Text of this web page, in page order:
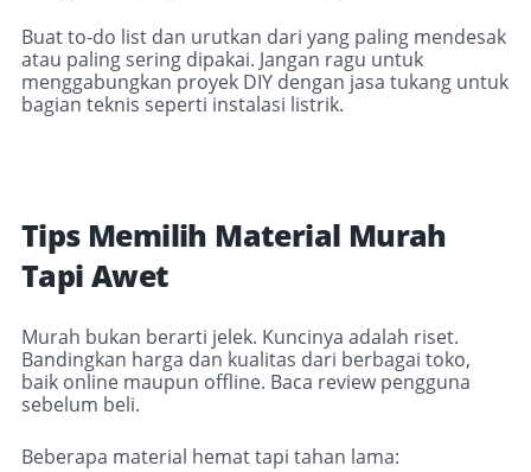
Buat to-do list dan urutkan dari yang paling mendesak
atau paling sering dipakai. Jangan ragu untuk
menggabungkan proyek DIY dengan jasa tukang untuk
bagian teknis seperti instalasi listrik.
Tips Memilih Material Murah
Tapi Awet
Murah bukan berarti jelek. Kuncinya adalah riset.
Bandingkan harga dan kualitas dari berbagai toko,
baik online maupun offline. Baca review pengguna
sebelum beli.
Beberapa material hemat tapi tahan lama: